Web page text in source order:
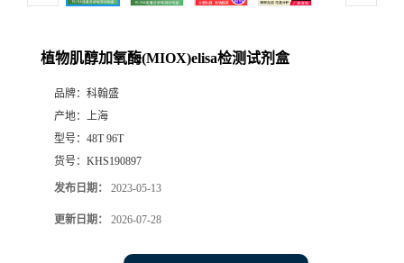
植物肌醇加氧酶(MIOX)elisa检测试剂盒
品牌： 科翰盛
产地： 上海
型号： 48T 96T
货号： KHS190897
发布日期： 2023-05-13
更新日期： 2026-07-28